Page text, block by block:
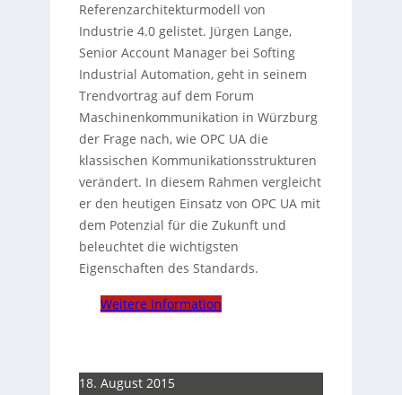
Referenzarchitekturmodell von
Industrie 4.0 gelistet. Jürgen Lange,
Senior Account Manager bei Softing
Industrial Automation, geht in seinem
Trendvortrag auf dem Forum
Maschinenkommunikation in Würzburg
der Frage nach, wie OPC UA die
klassischen Kommunikationsstrukturen
verändert. In diesem Rahmen vergleicht
er den heutigen Einsatz von OPC UA mit
dem Potenzial für die Zukunft und
beleuchtet die wichtigsten
Eigenschaften des Standards.
Weitere Information
18. August 2015